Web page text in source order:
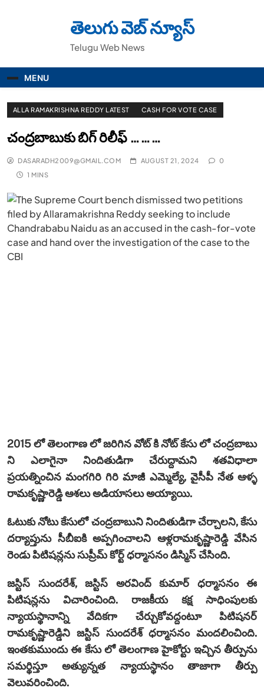
తెలుగు వెబ్ న్యూస్
Telugu Web News
MENU
ALLA RAMAKRISHNA REDDY LATEST CASH FOR VOTE CASE
చంద్రబాబుకు బిగ్ రిలీఫ్ ………
DASARADH2009@GMAIL.COM AUGUST 21, 2024
0
1 MINS
2015 లో తెలంగాణ లో జరిగిన వోట్ కి నోట్ కేసు లో చంద్రబాబు
ని ఎలాగైనా నిందితుడిగా చేరుద్దామని శతవిధాలా
ప్రయత్నించిన మంగగిరి గిరి మాజీ ఎమ్మెల్యే, వైసీపీ నేత ఆళ్ళ
రామకృష్ణారెడ్డి ఆశలు అడియాసలు అయ్యాయి.
ఓటుకు నోటు కేసులో చంద్రబాబుని నిందితుడిగా చేర్చాలని, కేసు
దర్యాప్తును సీబీఐకి అప్పగించాలని ఆళ్లరామకృష్ణారెడ్డి వేసిన
రెండు పిటిషన్లను సుప్రీమ్ కోర్ట్ ధర్మాసనం డిస్మిస్ చేసింది.
జస్టిస్ సుందరేశ్, జస్టిస్ అరవింద్ కుమార్ ధర్మాసనం ఈ
పిటిషన్లను విచారించింది. రాజకీయ కక్ష సాధింపులకు
న్యాయస్థానాన్ని వేదికగా చేర్చుకోవద్దంటూ పిటిషనర్
రామకృష్ణారెడ్డిని జస్టిస్ సుందరేశ్ ధర్మాసనం మందలించింది.
ఇంతకుముందు ఈ కేసు లో తెలంగాణ హైకోర్టు ఇచ్చిన తీర్పును
సమర్థిస్తూ అత్యున్నత న్యాయస్థానం తాజాగా తీర్పు
వెలువరించింది.